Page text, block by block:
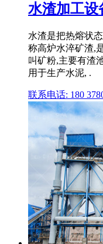
水渣加工设
水渣是把热熔状
称高炉水淬矿渣,
叫矿粉,主要有渣
用于生产水泥, .
联系电话: 180